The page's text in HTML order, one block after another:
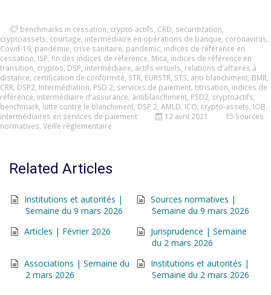
benchmarks in cessation crypto-actifs CRD securitization
cryptoassets courtage intermédiaire en opérations de banque coronavirus
Covid-19 pandémie crise sanitaire pandemic indices de référence en
cessation ISP fin des indices de référence Mica indices de référence en
transition cryptos DSP intermédiaire actifs virtuels relations d'affaires à
distance certification de conformité STR EURSTR STS anti-blanchiment BMR
CRR DSP2 Intermédiation PSD 2 services de paiement titrisation indices de
référence intermédiaire d'assurance antiblanchiment PSD2 cryptoactifs
benchmark lutte contre le blanchiment DSP 2 AMLD ICO crypto-assets IOB
intermédiaires en services de paiement
12 avril 2021
Sources
normatives Veille réglementaire
Related Articles
Institutions et autorités |
Semaine du 9 mars 2026
Sources normatives |
Semaine du 9 mars 2026
Articles | Février 2026
Jurisprudence | Semaine
du 2 mars 2026
Associations | Semaine du
2 mars 2026
Institutions et autorités |
Semaine du 2 mars 2026